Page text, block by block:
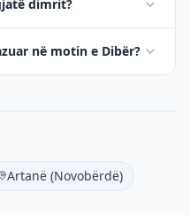
dimrit?
në motin e Dibër?
Artanë (Novobërdë)